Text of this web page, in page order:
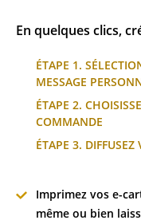
En quelques clics,
ÉTAPE 1.
MESSAGE
ÉTAPE 2.
COMMANDE
ÉTAPE 3.
Imprimez vos e-
même ou bien